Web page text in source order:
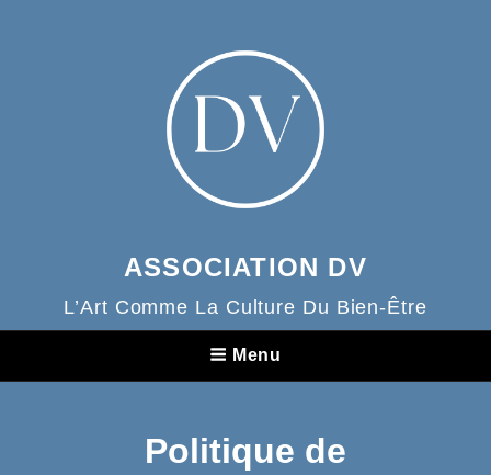
ASSOCIATION DV
L’Art Comme La Culture Du Bien-Être
Menu
Politique de